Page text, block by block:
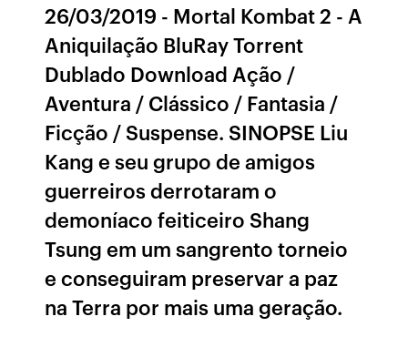
26/03/2019 - Mortal Kombat 2 - A
Aniquilação BluRay Torrent
Dublado Download Ação /
Aventura / Clássico / Fantasia /
Ficção / Suspense. SINOPSE Liu
Kang e seu grupo de amigos
guerreiros derrotaram o
demoníaco feiticeiro Shang
Tsung em um sangrento torneio
e conseguiram preservar a paz
na Terra por mais uma geração.